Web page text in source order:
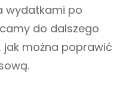
wydatkami po
do dalszego
można poprawić